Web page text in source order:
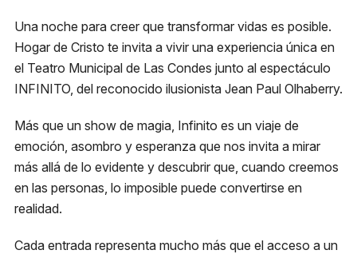
Condes, Santiago.
Metro
El Golf, Línea 1
Estacionamiento
Plaza Las Condes
418, 426, 429 541N
Cristo: Jean Paul Olhaberry: Infinito
Compra tu entrada
Una noche para creer que transformar vidas es posible.
Hogar de Cristo te invita a vivir una experiencia única en
el Teatro Municipal de Las Condes junto al espectáculo
INFINITO, del reconocido ilusionista Jean Paul Olhaberry.
Más que un show de magia, Infinito es un viaje de
emoción, asombro y esperanza que nos invita a mirar
más allá de lo evidente y descubrir que, cuando creemos
en las personas, lo imposible puede convertirse en
realidad.
Cada entrada representa mucho más que el acceso a un